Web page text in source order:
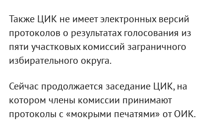
Также ЦИК не имеет электронных версий
протоколов о результатах голосования из
пяти участковых комиссий заграничного
избирательного округа.
Сейчас продолжается заседание ЦИК, на
котором члены комиссии принимают
протоколы с «мокрыми печатями» от ОИК.